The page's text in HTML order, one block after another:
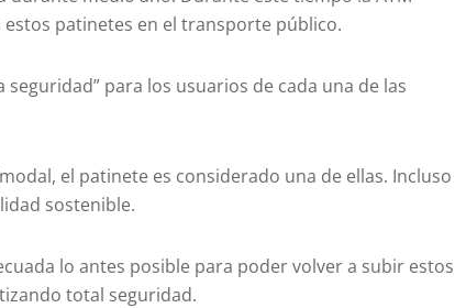
patinetes en el transporte público.
para los usuarios de cada una de las
el patinete es considerado una de ellas. Incluso
sostenible.
lo antes posible para poder volver a subir estos
total seguridad.